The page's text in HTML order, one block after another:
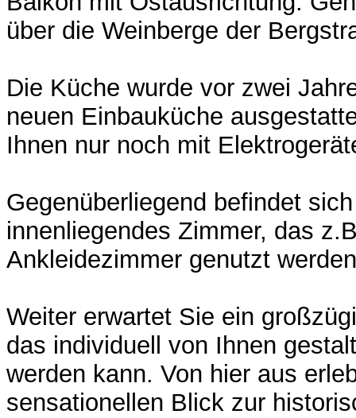
über die Weinberge der
Die Küche wurde vor zwei
neuen Einbauküche
Ihnen nur noch mit
Gegenüberliegend befindet
innenliegendes Zimmer, das
Ankleidezimmer genutzt
Weiter erwartet Sie ein
das individuell von Ihnen
werden kann. Von hier aus
sensationellen Blick zur